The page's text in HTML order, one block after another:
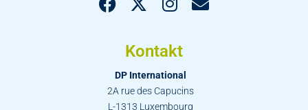
Kontakt
DP International
2A rue des Capucins
L-1313 Luxembourg